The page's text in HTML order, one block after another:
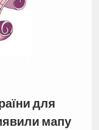
для
мапу